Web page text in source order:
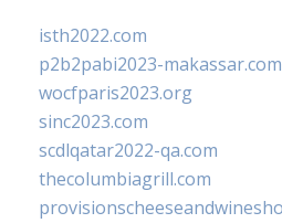
isth2022.com
p2b2pabi2023-makassar.com
wocfparis2023.org
sinc2023.com
scdlqatar2022-qa.com
thecolumbiagrill.com